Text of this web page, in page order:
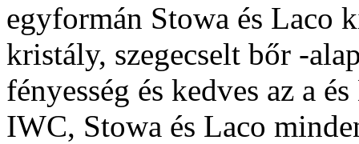
egyformán Stowa és Laco
kristály, szegecselt bőr -
fényesség és kedves az a
IWC, Stowa és Laco